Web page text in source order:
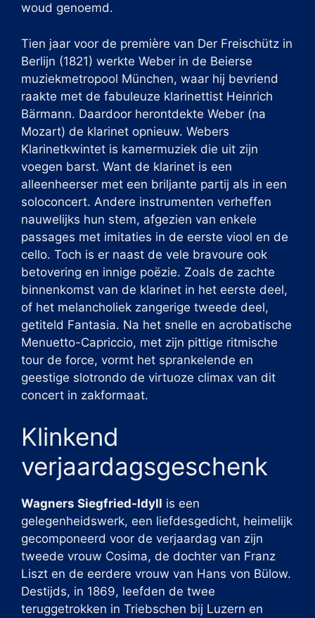
woud genoemd.
Tien jaar voor de première van Der Freischütz in
Berlijn (1821) werkte Weber in de Beierse
muziekmetropool München, waar hij bevriend
raakte met de fabuleuze klarinettist Heinrich
Bärmann. Daardoor herontdekte Weber (na
Mozart) de klarinet opnieuw. Webers
Klarinetkwintet is kamermuziek die uit zijn
voegen barst. Want de klarinet is een
alleenheerser met een briljante partij als in een
soloconcert. Andere instrumenten verheffen
nauwelijks hun stem, afgezien van enkele
passages met imitaties in de eerste viool en de
cello. Toch is er naast de vele bravoure ook
betovering en innige poëzie. Zoals de zachte
binnenkomst van de klarinet in het eerste deel,
of het melancholiek zangerige tweede deel,
getiteld Fantasia. Na het snelle en acrobatische
Menuetto-Capriccio, met zijn pittige ritmische
tour de force, vormt het sprankelende en
geestige slotrondo de virtuoze climax van dit
concert in zakformaat.
Klinkend
verjaardagsgeschenk
Wagners Siegfried-Idyll is een
gelegenheidswerk, een liefdesgedicht, heimelijk
gecomponeerd voor de verjaardag van zijn
tweede vrouw Cosima, de dochter van Franz
Liszt en de eerdere vrouw van Hans von Bülow.
Destijds, in 1869, leefden de twee
teruggetrokken in Triebschen bij Luzern en